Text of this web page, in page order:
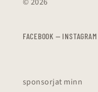
FACEBOOK — INSTAGRAM
sponsorjat minn